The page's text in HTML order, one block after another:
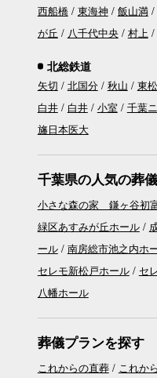
西船橋 東海神 飯山満
が丘
八千代中央 村上
北総鉄道
矢切 北国分 秋山 東
白井
白井 小室 千葉
旛日本医大
千葉県の人気の葬
小さな森の家 鎌ヶ谷初
緑区あすみが丘ホール
ール
南房総市池之内ホ
セレモ新松戸ホール
セ
八幡ホール
葬儀プランを探す
これからの直葬 これか